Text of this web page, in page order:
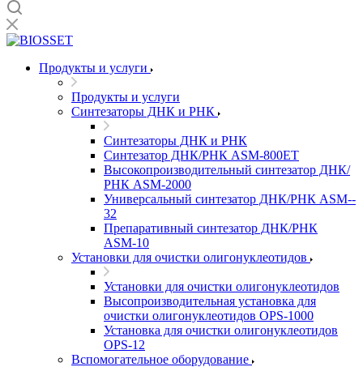
Продукты и услуги
Продукты и услуги
Синтезаторы ДНК и РНК
Синтезаторы ДНК и РНК
Синтезатор ДНК/РНК ASM-­800ET
Высокопроизводительный синтезатор ДНК/
РНК ASM-­2000
Универсальный синтезатор ДНК/РНК ASM-­
32
Препаративный синтезатор ДНК/РНК
ASM-­10
Установки для очистки олигонуклеотидов
Установки для очистки олигонуклеотидов
Высопроизводительная установка для
очистки олигонуклеотидов OPS-­1000
Установка для очистки олигонуклеотидов
OPS-­12
Вспомогательное оборудование